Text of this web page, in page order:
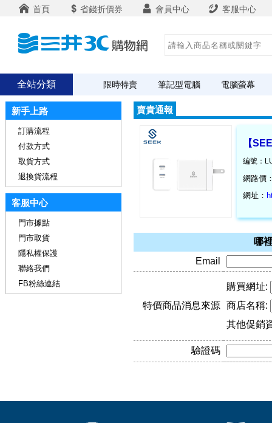
首頁 省錢折價券 會員中心 客服中心
全站分類 限時特賣 筆記型電腦 電腦螢幕
賣貴通報
【
編號：
網路價
網址：
哪
Email
特價商品消息來源
購買網址:
商店名稱:
其他促銷
驗證碼
新手上路
訂購流程
付款方式
取貨方式
退換貨流程
客服中心
門市據點
門市取貨
隱私權保護
聯絡我們
FB粉絲連結